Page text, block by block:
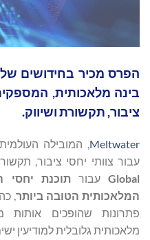
בינה מלאכותית,
ציבור, תקשורת ושיווק.
Meltwater, המובילה
עבור צוותי יחסי ציבור,
Global עבורתוכנת יחסי
המלאכותית הטובה ביותר,
פתרונות שהופכים אותות
מלאכותית גלובלית למודיעין